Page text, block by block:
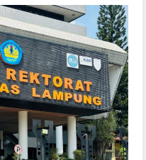
+ Portable Clean
+ Portable Windows